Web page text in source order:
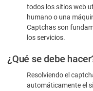
humano
todos los sitios web
humano o una
Captchas son
los servicios.
¿Qué se debe
Resolviendo el
automáticamente el